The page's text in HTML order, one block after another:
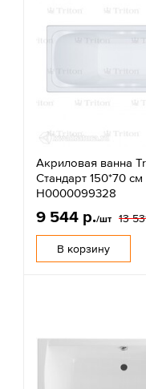
Акриловая ванна
Стандарт 150*70 см
Н0000099328
9 544 р./шт 13
В корзину